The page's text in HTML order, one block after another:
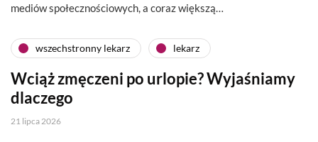
mediów społecznościowych, a coraz większą…
wszechstronny lekarz lekarz
Wciąż zmęczeni po urlopie? Wyjaśniamy
dlaczego
21 lipca 2026